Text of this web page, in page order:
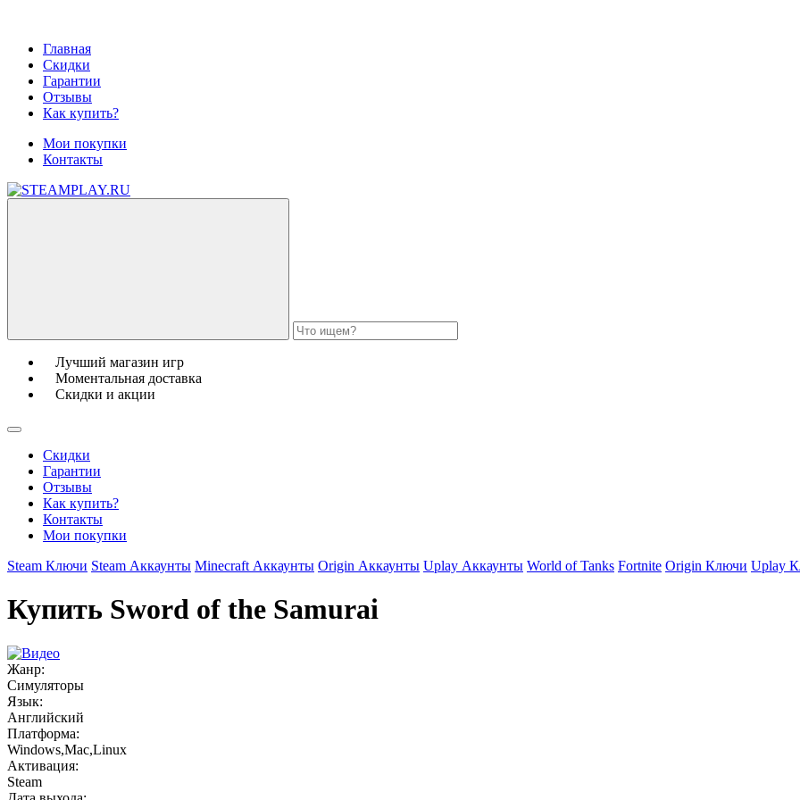
Главная
Скидки
Гарантии
Отзывы
Как купить?
Мои покупки
Контакты
Лучший магазин игр
Моментальная доставка
Скидки и акции
Скидки
Гарантии
Отзывы
Как купить?
Контакты
Мои покупки
Steam Ключи Steam Аккаунты Minecraft Аккаунты Origin Аккаунты Uplay Аккаунты World of Tanks Fortnite Origin Ключи Uplay
Купить Sword of the Samurai
Жанр:
Симуляторы
Язык:
Английский
Платформа:
Windows,Mac,Linux
Активация:
Steam